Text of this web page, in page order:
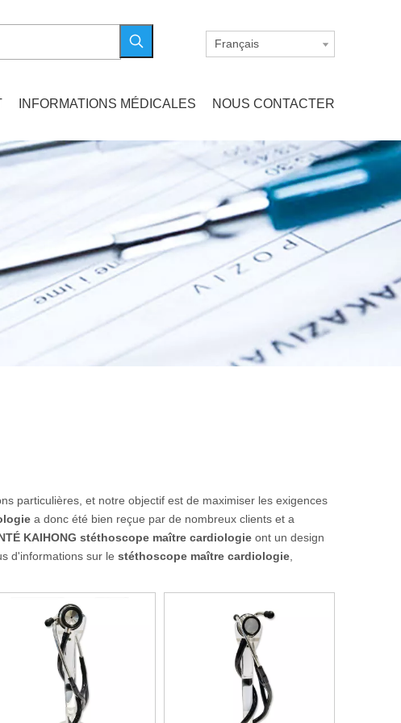
Français
INFORMATIONS MÉDICALES NOUS CONTACTER
particulières, et notre objectif est de maximiser les exigences
a donc été bien reçue par de nombreux clients et a
KAIHONG stéthoscope maître cardiologie ont un design
d'informations sur le stéthoscope maître cardiologie